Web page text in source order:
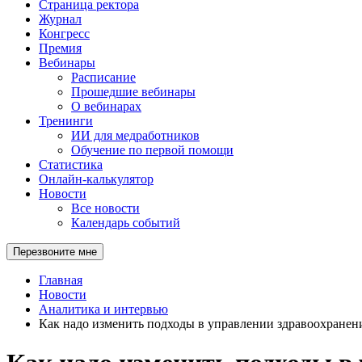
Страница ректора
Журнал
Конгресс
Премия
Вебинары
Расписание
Прошедшие вебинары
О вебинарах
Тренинги
ИИ для медработников
Обучение по первой помощи
Статистика
Онлайн-калькулятор
Новости
Все новости
Календарь событий
Перезвоните мне
Главная
Новости
Аналитика и интервью
Как надо изменить подходы в управлении